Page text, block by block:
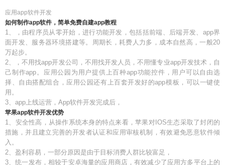
应用app软件开发
如何制作app软件，简单免费自建app教程
1、，由程序员从零开始，进行功能开发，包括括前端、后端开发、app界
面开发、服务器环境搭建等。周期长，耗费人力多，成本自然高，一般20
万起步。
2、，不用找app开发公司，不用找开发人员，不用懂专业app开发技术，自
己制作app。应用公园为用户提供上百种app功能控件，用户可以自由选
择、自由搭配组合，应用公园还有上百套开发好的app模板，可以一键使
用。
3、app上线运营，App软件开发完成后，
苹果app软件开发优势
1、安全性高，从操作系统本身的特点来看，苹果对IOS生态采取了封闭的
措施，并且建立完善的开发者认证和应用审核机制，有效避免恶意软件倾
入。
2、盈利容易，一部分原因是由于目标消费人群比较富足，
3、统一发布，相较于安卓海量的应用商店，有效减少了应用方多平台上的